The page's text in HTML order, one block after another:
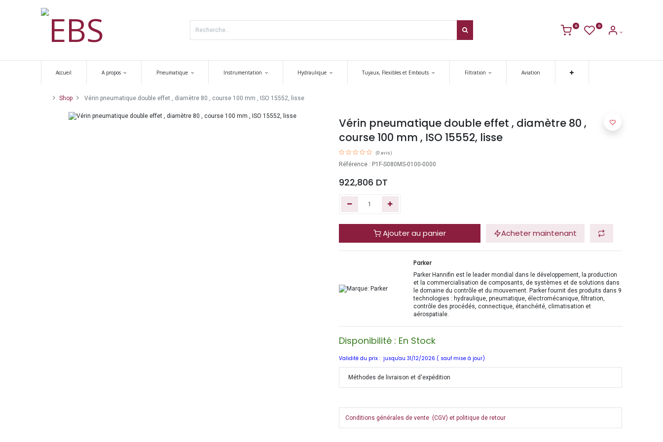
0 0
Accueil A propos Pneumatique Instrumentation Hydraulique Tuyaux, Flexibles et Embouts Filtration Aviation
Shop Vérin pneumatique double effet , diamètre 80 , course 100 mm , ISO 15552, lisse
Vérin pneumatique double effet , diamètre 80 ,
course 100 mm , ISO 15552, lisse
(0 avis)
Référence : P1F-S080MS-0100-0000
922,806 DT
Ajouter au panier Acheter maintenant
Parker
Parker Hannifin est le leader mondial dans le développement, la production
et la commercialisation de composants, de systèmes et de solutions dans
le domaine du contrôle et du mouvement. Parker fournit des produits dans 9
technologies : hydraulique, pneumatique, électromécanique, filtration,
contrôle des procédés, connectique, étanchéité, climatisation et
aérospatiale.
Disponibilité : En Stock
Validité du prix : jusqu'au 31/12/2026 ( sauf mise à jour)
Méthodes de livraison et d'expédition
Conditions générales de vente (CGV) et politique de retour